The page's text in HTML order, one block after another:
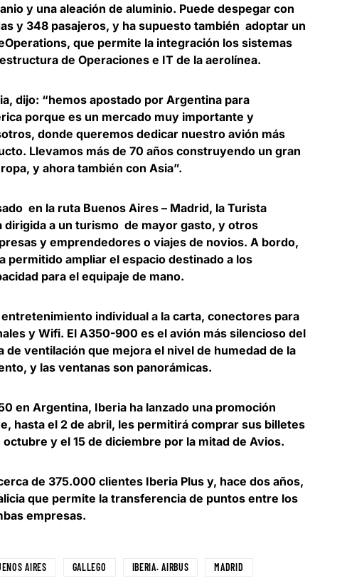
y una aleación de aluminio. Puede despegar con
y 348 pasajeros, y ha supuesto también adoptar un
que permite la integración los sistemas
de Operaciones e IT de la aerolínea.
dijo: “hemos apostado por Argentina para
porque es un mercado muy importante y
donde queremos dedicar nuestro avión más
Llevamos más de 70 años construyendo un gran
y ahora también con Asia”.
en la ruta Buenos Aires – Madrid, la Turista
dirigida a un turismo de mayor gasto, y otros
y emprendedores o viajes de novios. A bordo,
permitido ampliar el espacio destinado a los
para el equipaje de mano.
individual a la carta, conectores para
y Wifi. El A350-900 es el avión más silencioso del
de ventilación que mejora el nivel de humedad de la
y las ventanas son panorámicas.
en Argentina, Iberia ha lanzado una promoción
hasta el 2 de abril, les permitirá comprar sus billetes
y el 15 de diciembre por la mitad de Avios.
de 375.000 clientes Iberia Plus y, hace dos años,
que permite la transferencia de puntos entre los
empresas.
AIRES GALLEGO IBERIA. AIRBUS MADRID